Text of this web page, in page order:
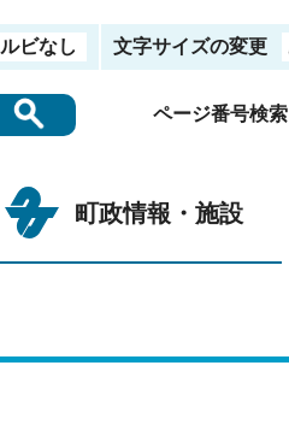
ルビなし 文字サイズの変更
ページ番号検索
町政情報・施設